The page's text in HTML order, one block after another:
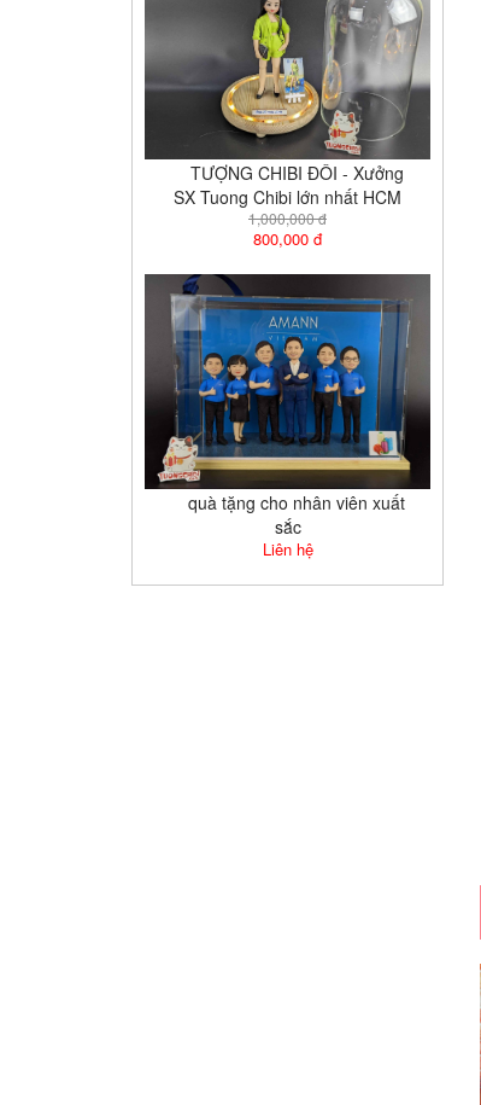
TƯỢNG CHIBI ĐÔI - Xưởng
SX Tuong Chibi lớn nhất HCM
1,000,000 đ
800,000 đ
quà tặng cho nhân viên xuất
sắc
Liên hệ